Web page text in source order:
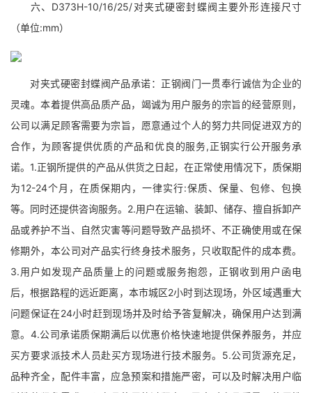
六、D373H-10/16/25/对夹式硬密封蝶阀主要外形连接尺寸
（单位:mm）
对夹式硬密封蝶阀产品承诺：正钢阀门一贯奉行诚信为企业的
灵魂。本着提供高品质产品，竭诚为用户服务的宗旨的经营原则，
公司以满足顾客需要为宗旨，愿意通过个人的努力共同促进双方的
合作，为顾客提供优质的产品和优良的服务,正钢实行公开服务承
诺。1.正钢所提供的产品从供货之日起，在正常使用情况下，质保期
为12-24个月，在质保期内，一律实行:保质、保量、包修、包换
等。同时还提供咨询服务。2.用户在运输、装卸、储存、擅自拆卸产
品或养护不当、自然灾害等问题导致产品损坏、不正确使用或在保
修期外，本公司对产品实行终身技术服务，只收取配件的成本费。
3.用户如发现产品质量上的问题或服务抱怨，正钢收到用户函电
后，根据路程的远近距离，本市城区2小时到达现场，外区域遇重大
问题保证在24小时赶到现场并及时给予答复解决，确保用户达到满
意。4.公司承诺质保期满后以优惠价格快速地提供保养服务，并应
买方要求派技术人员赴买方现场进行技术服务。5.公司货源充足，
品种齐全，配件丰富，应急预案和措施严密，可以及时解决用户临